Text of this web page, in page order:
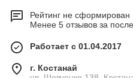
Рейтинг не сформирован
Менее 5 отзывов за
Работает с 01.04.2017
г. Костанай